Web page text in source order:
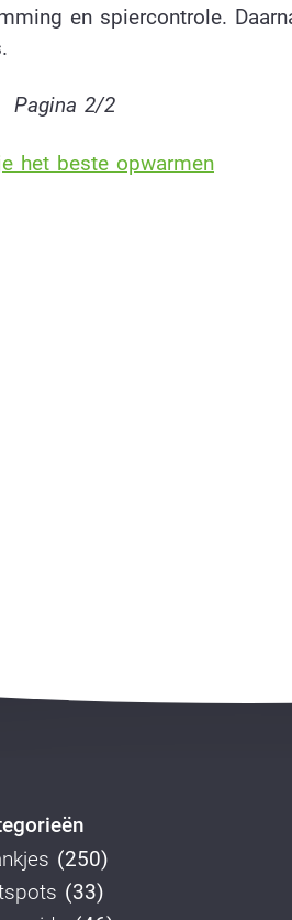
en spiercontrole.
Pagina 2/2
het beste opwarmen
(250)
(33)